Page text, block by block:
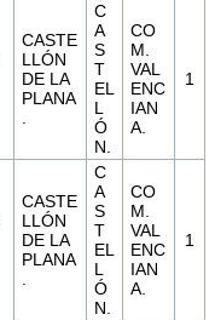
CASTE
LLÓN
DE LA
PLANA
C
A
S
T
EL
L
Ó
N.
CO
M.
VAL
ENC
IAN
A.
1
CASTE
LLÓN
DE LA
PLANA
C
A
S
T
EL
L
Ó
N.
CO
M.
VAL
ENC
IAN
A.
1